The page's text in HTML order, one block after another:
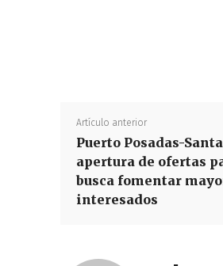
Artículo anterior
Puerto Posadas-
apertura de ofertas
busca fomentar
interesados